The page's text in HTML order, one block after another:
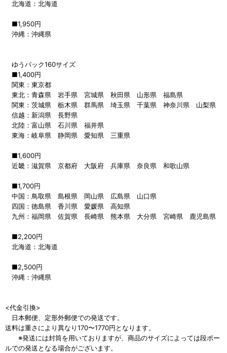
北海道：北海道
■1,950円
沖縄：沖縄県
ゆうパック160サイズ
■1,400円
関東：東京都
東北：青森県 岩手県 宮城県 秋田県 山形県 福島県
関東：茨城県 栃木県 群馬県 埼玉県 千葉県 神奈川県 山梨県
信越：新潟県 長野県
北陸：富山県 石川県 福井県
東海：岐阜県 静岡県 愛知県 三重県
■1,600円
近畿：滋賀県 京都府 大阪府 兵庫県 奈良県 和歌山県
■1,700円
中国：鳥取県 島根県 岡山県 広島県 山口県
四国：徳島県 香川県 愛媛県 高知県
九州：福岡県 佐賀県 長崎県 熊本県 大分県 宮崎県 鹿児島県
■2,200円
北海道：北海道
■2,500円
沖縄：沖縄県
<代金引換>
日本郵便、定形外郵便での発送です。
送料は重さにより異なり170〜1770円となります。
※発送には封筒を用いておりますが、商品のサイズによっては段ボー
ルでの発送となる場合がございます。